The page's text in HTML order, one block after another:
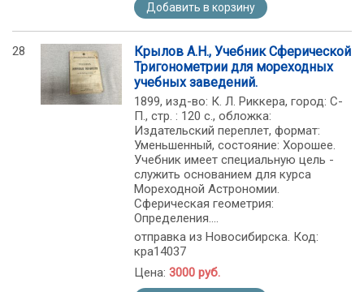
Добавить в корзину
28
Крылов А.Н., Учебник Сферической
Тригонометрии для мореходных
учебных заведений.
1899, изд-во: К. Л. Риккера, город: С-
П., стр. : 120 с., обложка:
Издательский переплет, формат:
Уменьшенный, состояние: Хорошее.
Учебник имеет специальную цель -
служить основанием для курса
Мореходной Астрономии.
Сферическая геометрия:
Определения....
отправка из Новосибирска. Код:
кра14037
Цена: 3000 руб.